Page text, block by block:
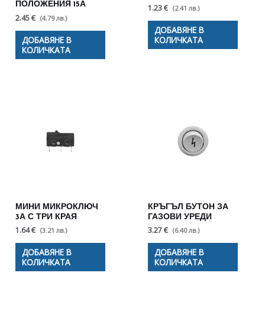
ПОЛОЖЕНИЯ 15А
2.45 € (4.79 лв.)
ДОБАВЯНЕ В
КОЛИЧКАТА
1.23 € (2.41 лв.)
ДОБАВЯНЕ В
КОЛИЧКАТА
МИНИ МИКРОКЛЮЧ
3А С ТРИ КРАЯ
1.64 € (3.21 лв.)
ДОБАВЯНЕ В
КОЛИЧКАТА
КРЪГЪЛ БУТОН ЗА
ГАЗОВИ УРЕДИ
3.27 € (6.40 лв.)
ДОБАВЯНЕ В
КОЛИЧКАТА